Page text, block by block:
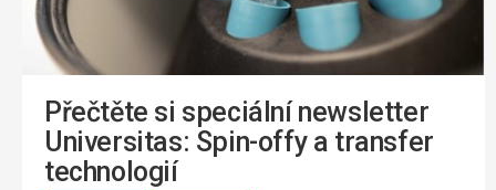
Přečtěte si speciální newsletter
Universitas: Spin-offy a transfer
technologií